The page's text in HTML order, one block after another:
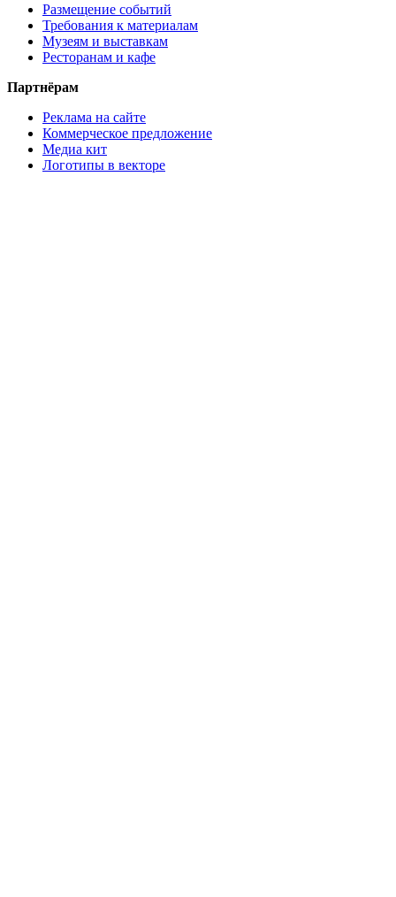
Размещение событий
Требования к материалам
Музеям и выставкам
Ресторанам и кафе
Партнёрам
Реклама на сайте
Коммерческое предложение
Медиа кит
Логотипы в векторе